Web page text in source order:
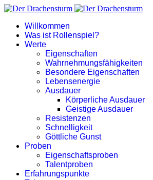
Willkommen
Was ist Rollenspiel?
Werte
Eigenschaften
Wahrnehmungsfähigkeiten
Besondere Eigenschaften
Lebensenergie
Ausdauer
Körperliche Ausdauer
Geistige Ausdauer
Resistenzen
Schnelligkeit
Göttliche Gunst
Proben
Eigenschaftsproben
Talentproben
Erfahrungspunkte